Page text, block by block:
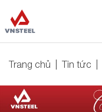
Trang chủ Tin tức